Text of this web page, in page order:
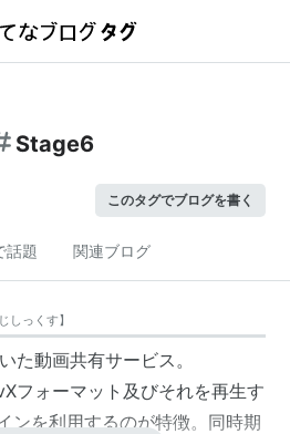
Stage6
このタグでブログを書く
話題 関連ブログ
しっくす】
た動画共有サービス。
フォーマット及びそれを再生す
ンを利用するのが特徴。同時期